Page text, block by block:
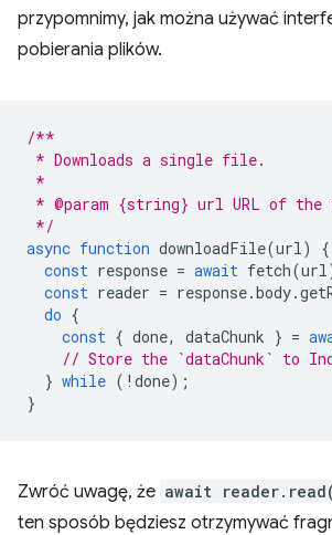
przypomnimy, jak można używać
pobierania plików.
/**
* Downloads a single file.
*
* @param {string} url URL of
*/
async function downloadFile(url)
{
const response = await fetch(url
const reader = response.body.
do {
const { done, dataChunk } =
// Store the `dataChunk` to
} while ( ! done);
}
Zwróć uwagę, że await
ten sposób będziesz otrzymywać